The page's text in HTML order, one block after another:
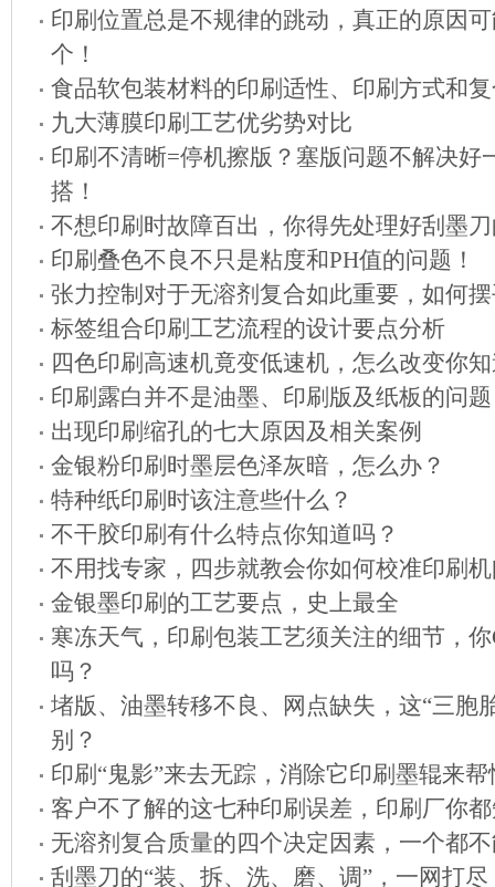
印刷位置总是不规律的跳动，真正的原因
个！
食品软包装材料的印刷适性、印刷方式和
九大薄膜印刷工艺优劣势对比
印刷不清晰=停机擦版？塞版问题不解决好
搭！
不想印刷时故障百出，你得先处理好刮墨
印刷叠色不良不只是粘度和PH值的问题！
张力控制对于无溶剂复合如此重要，如何
标签组合印刷工艺流程的设计要点分析
四色印刷高速机竟变低速机，怎么改变你
印刷露白并不是油墨、印刷版及纸板的问
出现印刷缩孔的七大原因及相关案例
金银粉印刷时墨层色泽灰暗，怎么办？
特种纸印刷时该注意些什么？
不干胶印刷有什么特点你知道吗？
不用找专家，四步就教会你如何校准印刷
金银墨印刷的工艺要点，史上最全
寒冻天气，印刷包装工艺须关注的细节，
吗？
堵版、油墨转移不良、网点缺失，这“三胞
别？
印刷“鬼影”来去无踪，消除它印刷墨辊来帮
客户不了解的这七种印刷误差，印刷厂你
无溶剂复合质量的四个决定因素，一个都
刮墨刀的“装、拆、洗、磨、调”，一网打尽